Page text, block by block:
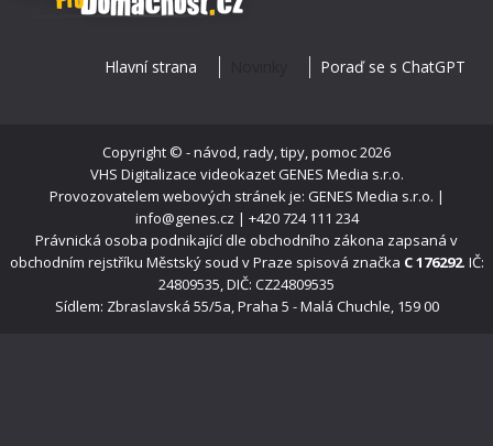
Hlavní strana Poraď se s ChatGPT
Copyright © - návod, rady, tipy, pomoc2026
VHS Digitalizace videokazetGENES Media s.r.o.
Provozovatelem webových stránek je: GENES Media s.r.o. |
info@genes.cz | +420 724 111 234
Právnická osoba podnikající dle obchodního zákona zapsaná v
obchodním rejstříku Městský soud v Praze spisová značka C 176292. IČ:
24809535, DIČ: CZ24809535
Sídlem: Zbraslavská 55/5a, Praha 5 - Malá Chuchle, 159 00